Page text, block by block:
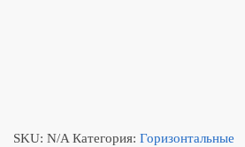
SKU: N/A Категория: Горизонтальные